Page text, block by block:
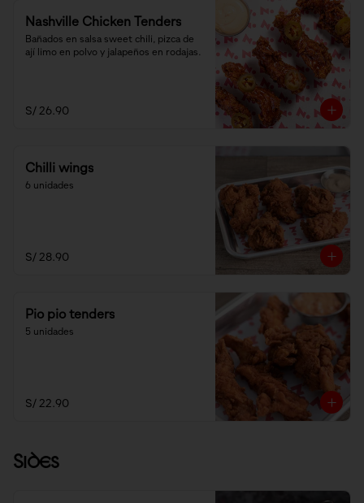
Nashville Chicken Tenders
Bañados en salsa sweet chili, pizca de
ají limo en polvo y jalapeños en rodajas.
S/ 26.90
Chilli wings
6 unidades
S/ 28.90
Pio pio tenders
5 unidades
S/ 22.90
Sides